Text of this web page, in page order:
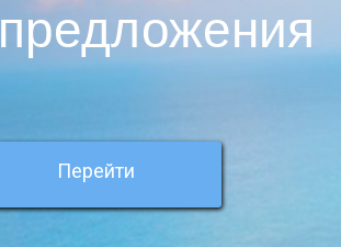
Перейти